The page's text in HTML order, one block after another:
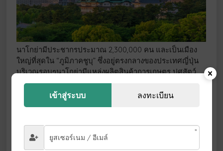
นาโกย่ามีประชากรประมาณ 2,300,000 คน และเป็นเมือง
ใหญ่ที่สุดใน “ภูมิภาคชูบุ” ซึ่งอยู่ตรงกลางของประเทศญี่ปุ่น
บริเวณรอบๆนาโกย่ามีแหล่งผลิตสินค้าการเกษตร ปศุสัตว์
และประมงที่มีชื่อเสียงของญี่ปุ่น อีกทั้งยังเป็นเมือง
อุตสาหกรรม โดยมีฐานการผลิตรถยนต์, ยานอวกาศ,
เครื่องจักร, เซรามิก ฯลฯ นอกจากนี้ยังมีแหล่งท่องเที่ยวที่มี
เที่ยวชมประวัติศาสตร์ (สถานที่ทางประวัติศาสตร์ที่เกี่ยวข้อง
กับโอดะ โนบุนางะ, โทโยโตมิ ฮิเดะโยชิ, โทกุงาวะ อิเอะยา
สุ), การท่องเที่ยวเชิงอุตสาหกรรม (วัฒนธรรม “การผลิต
เข้าสู่ระบบ ลงทะเบียน